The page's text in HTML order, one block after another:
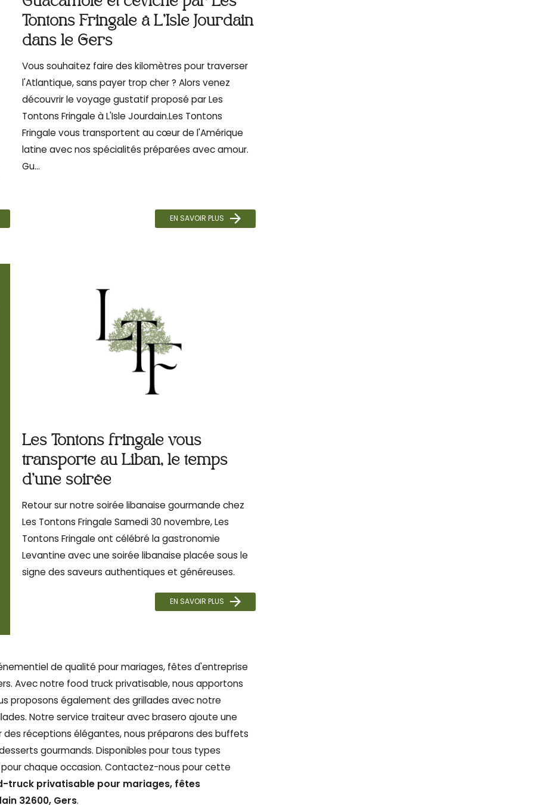
Guacamole et ceviche par Les
Tontons Fringale à L'Isle Jourdain
dans le Gers
Vous souhaitez faire des kilomètres pour traverser
l'Atlantique, sans payer trop cher ? Alors venez
découvrir le voyage gustatif proposé par Les
Tontons Fringale à L'Isle Jourdain.Les Tontons
Fringale vous transportent au cœur de l'Amérique
latine avec nos spécialités préparées avec amour.
Gu...
EN SAVOIR PLUS
Les Tontons fringale vous
transporte au Liban, le temps
d'une soirée
Retour sur notre soirée libanaise gourmande chez
Les Tontons Fringale Samedi 30 novembre, Les
Tontons Fringale ont célébré la gastronomie
Levantine avec une soirée libanaise placée sous le
signe des saveurs authentiques et généreuses.
EN SAVOIR PLUS
de qualité pour mariages, fêtes d'entreprise
Avec notre food truck privatisable, nous apportons
proposons également des grillades avec notre
Notre service traiteur avec brasero ajoute une
des réceptions élégantes, nous préparons des buffets
gourmands. Disponibles pour tous types
chaque occasion. Contactez-nous pour cette
truck privatisable pour mariages, fêtes
32600, Gers.